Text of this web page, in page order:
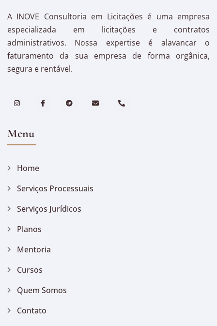
A INOVE Consultoria em Licitações é uma empresa
especializada em licitações e contratos
administrativos. Nossa expertise é alavancar o
faturamento da sua empresa de forma orgânica,
segura e rentável.
Menu
Home
Serviços Processuais
Serviços Jurídicos
Planos
Mentoria
Cursos
Quem Somos
Contato